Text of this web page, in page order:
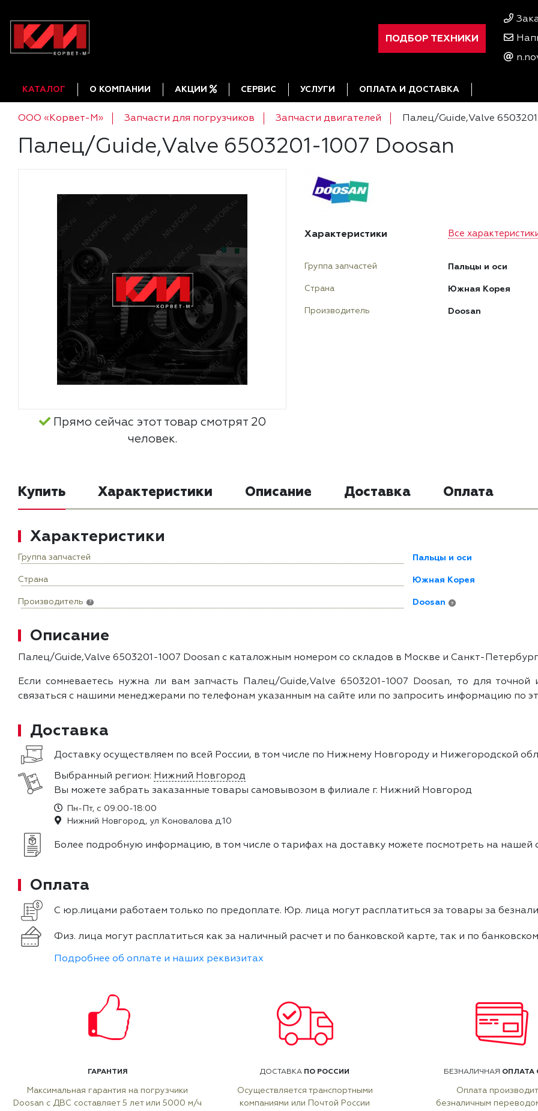
ПОДБОР ТЕХНИКИ
КАТАЛОГ О КОМПАНИИ АКЦИИ СЕРВИС УСЛУГИ ОПЛАТА И ДОСТАВКА
ООО «Корвет-М» Запчасти для погрузчиков Запчасти двигателей Палец/Guide,Valve
Палец/Guide,Valve 6503201-1007 Doosan
Прямо сейчас этот товар смотрят 20
человек.
Характеристики Все
Группа запчастей Пальцы и оси
Страна Южная Корея
Производитель Doosan
Купить Характеристики Описание Доставка Оплата
Характеристики
Группа запчастей Пальцы и оси
Страна Южная Корея
Производитель ? Doosan ?
Описание
Палец/Guide,Valve 6503201-1007 Doosan с каталожным номером со складов в Москве и Санкт-
Если сомневаетесь нужна ли вам запчасть Палец/Guide,Valve 6503201-1007 Doosan, то для точной
связаться с нашими менеджерами по телефонам указанным на сайте или по запросить информацию по
Доставка
Доставку осуществляем по всей России, в том числе по Нижнему Новгороду и Нижегородской
Выбранный регион: Нижний Новгород
Вы можете забрать заказанные товары самовывозом в филиале г. Нижний Новгород
Пн-Пт, с 09:00-18:00
Нижний Новгород, ул Коновалова д.10
Более подробную информацию, в том числе о тарифах на доставку можете посмотреть на нашей
Оплата
С юр.лицами работаем только по предоплате. Юр. лица могут расплатиться за товары за
Физ. лица могут расплатиться как за наличный расчет и по банковской карте, так и по
Подробнее об оплате и наших реквизитах
ГАРАНТИЯ
Максимальная гарантия на погрузчики
Doosan с ДВС составляет 5 лет или 5000 м/ч
ДОСТАВКА ПО РОССИИ
Осуществляется транспортными
компаниями или Почтой России
БЕЗНАЛИЧНАЯ ОПЛАТА
Оплата
безналичным